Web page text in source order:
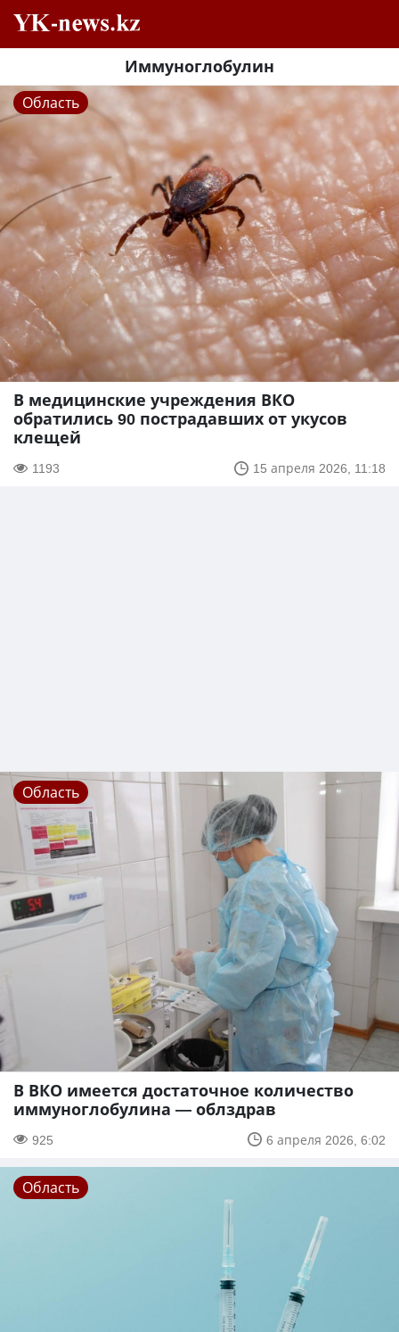
Иммуноглобулин
Область
В медицинские учреждения ВКО
обратились 90 пострадавших от укусов
клещей
1193 15 апреля 2026, 11:18
Область
В ВКО имеется достаточное количество
иммуноглобулина — облздрав
925 6 апреля 2026, 6:02
Область